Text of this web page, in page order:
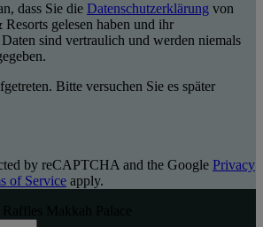
dass Sie die Datenschutzerklärung von
gelesen haben und ihr
sind vertraulich und werden niemals
Bitte versuchen Sie es später
by reCAPTCHA and the Google Privacy
of Service apply.